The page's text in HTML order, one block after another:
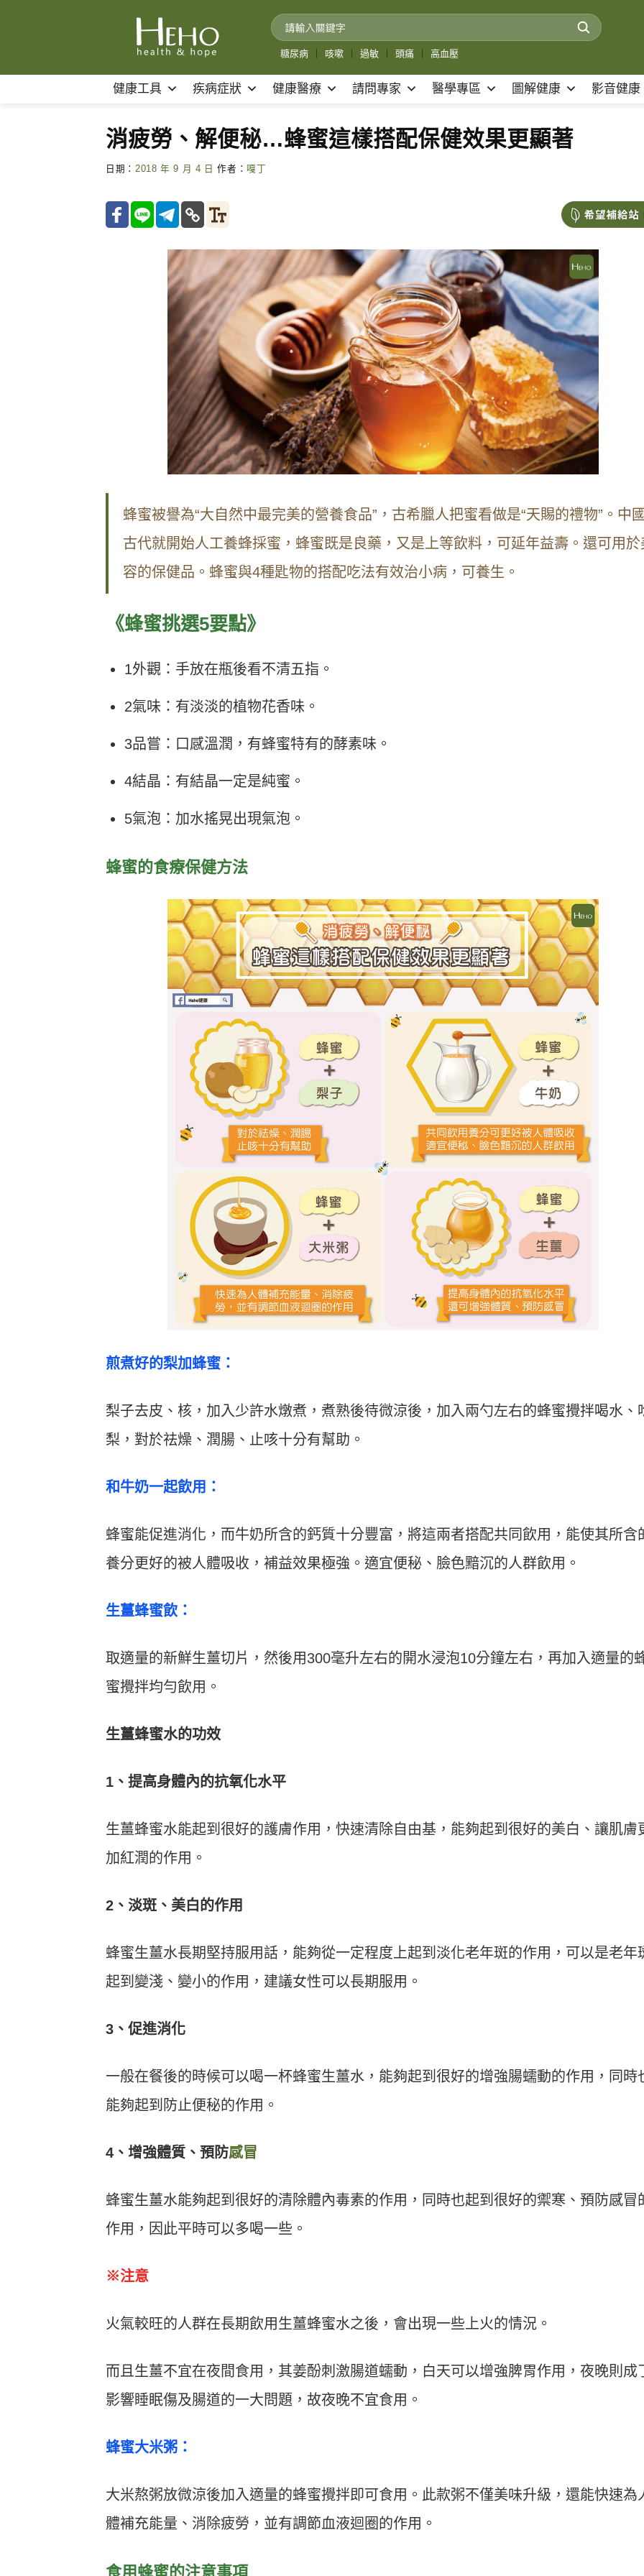
糖尿病 咳嗽 過敏 頭痛 高血壓
健康工具 疾病症狀 健康醫療 請問專家 醫學專區 圖解健康 影音健康
消疲勞、解便秘…蜂蜜這樣搭配保健效果更顯著
日期： 2018 年 9 月 4 日 作者： 嘎丁
蜂蜜被譽為“大自然中最完美的營養食品”，古希臘人把蜜看做是“天賜的禮物”。中
古代就開始人工養蜂採蜜，蜂蜜既是良藥，又是上等飲料，可延年益壽。還可用於
容的保健品。蜂蜜與4種匙物的搭配吃法有效治小病，可養生。
《蜂蜜挑選5要點》
1外觀：手放在瓶後看不清五指。
2氣味：有淡淡的植物花香味。
3品嘗：口感溫潤，有蜂蜜特有的酵素味。
4結晶：有結晶一定是純蜜。
5氣泡：加水搖晃出現氣泡。
蜂蜜的食療保健方法
煎煮好的梨加蜂蜜：
梨子去皮、核，加入少許水燉煮，煮熟後待微涼後，加入兩勺左右的蜂蜜攪拌喝水、
梨，對於祛燥、潤腸、止咳十分有幫助。
和牛奶一起飲用：
蜂蜜能促進消化，而牛奶所含的鈣質十分豐富，將這兩者搭配共同飲用，能使其所含
養分更好的被人體吸收，補益效果極強。適宜便秘、臉色黯沉的人群飲用。
生薑蜂蜜飲：
取適量的新鮮生薑切片，然後用300毫升左右的開水浸泡10分鐘左右，再加入適量的
蜜攪拌均勻飲用。
生薑蜂蜜水的功效
1、提高身體內的抗氧化水平
生薑蜂蜜水能起到很好的護膚作用，快速清除自由基，能夠起到很好的美白、讓肌膚
加紅潤的作用。
2、淡斑、美白的作用
蜂蜜生薑水長期堅持服用話，能夠從一定程度上起到淡化老年斑的作用，可以是老年
起到變淺、變小的作用，建議女性可以長期服用。
3、促進消化
一般在餐後的時候可以喝一杯蜂蜜生薑水，能夠起到很好的增強腸蠕動的作用，同時
能夠起到防止便秘的作用。
4、增強體質、預防感冒
蜂蜜生薑水能夠起到很好的清除體內毒素的作用，同時也起到很好的禦寒、預防感冒
作用，因此平時可以多喝一些。
※注意
火氣較旺的人群在長期飲用生薑蜂蜜水之後，會出現一些上火的情況。
而且生薑不宜在夜間食用，其姜酚刺激腸道蠕動，白天可以增強脾胃作用，夜晚則成
影響睡眠傷及腸道的一大問題，故夜晚不宜食用。
蜂蜜大米粥：
大米熬粥放微涼後加入適量的蜂蜜攪拌即可食用。此款粥不僅美味升級，還能快速為
體補充能量、消除疲勞，並有調節血液迴圈的作用。
食用蜂蜜的注意事項